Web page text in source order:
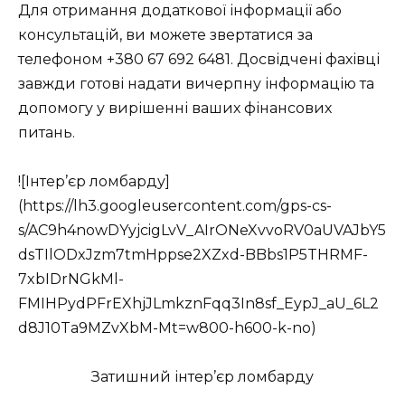
Для отримання додаткової інформації або
консультацій, ви можете звертатися за
телефоном +380 67 692 6481. Досвідчені фахівці
завжди готові надати вичерпну інформацію та
допомогу у вирішенні ваших фінансових
питань.
![Інтер’єр ломбарду]
(https://lh3.googleusercontent.com/gps-cs-
s/AC9h4nowDYyjcigLvV_AIrONeXvvoRV0aUVAJbY5
dsTIlODxJzm7tmHppse2XZxd-BBbs1P5THRMF-
7xbIDrNGkMl-
FMIHPydPFrEXhjJLmkznFqq3In8sf_EypJ_aU_6L2
d8J10Ta9MZvXbM-Mt=w800-h600-k-no)
Затишний інтер’єр ломбарду